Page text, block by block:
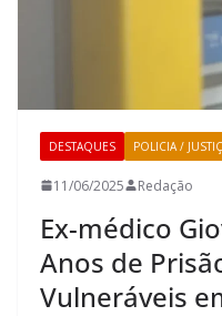
DESTAQUES POLICIA /
11/06/2025 Redação
Ex-médico
Anos de
Vulneráveis